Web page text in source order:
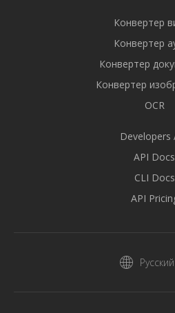
Конвертер
Конвертер
Конвертер
Конвертер
OCR
Developers
API Docs
CLI Docs
API
Русский